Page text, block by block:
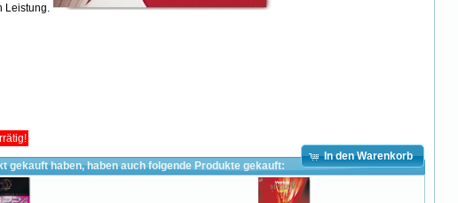
Leistung.
In den Warenkorb
gekauft haben, haben auch folgende Produkte gekauft: